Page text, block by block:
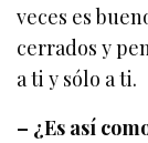
veces es
cerrados y
a ti y sólo a ti.
– ¿Es así